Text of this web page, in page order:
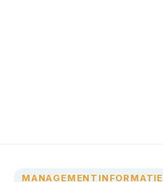
MANAGEMENTINFORMATIE